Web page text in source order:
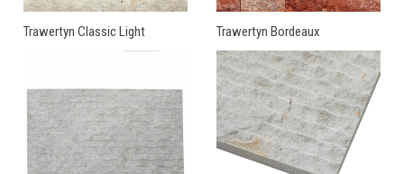
Trawertyn Classic Light Trawertyn Bordeaux